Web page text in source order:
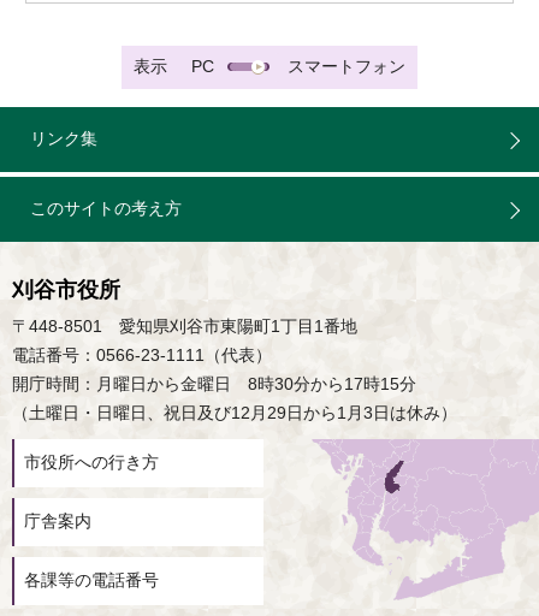
表示 PC スマートフォン
リンク集
このサイトの考え方
刈谷市役所
〒448-8501 愛知県刈谷市東陽町1丁目1番地
電話番号：0566-23-1111（代表）
開庁時間：月曜日から金曜日 8時30分から17時15分
（土曜日・日曜日、祝日及び12月29日から1月3日は休み）
市役所への行き方
庁舎案内
各課等の電話番号